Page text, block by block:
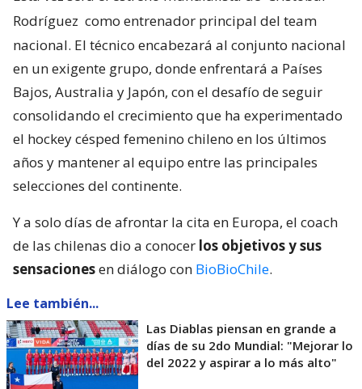
Rodríguez como entrenador principal del team
nacional. El técnico encabezará al conjunto nacional
en un exigente grupo, donde enfrentará a Países
Bajos, Australia y Japón, con el desafío de seguir
consolidando el crecimiento que ha experimentado
el hockey césped femenino chileno en los últimos
años y mantener al equipo entre las principales
selecciones del continente.
Y a solo días de afrontar la cita en Europa, el coach
de las chilenas dio a conocer los objetivos y sus
sensacionesen diálogo con BioBioChile.
Lee también...
Las Diablas piensan en grande a
días de su 2do Mundial: "Mejorar lo
del 2022 y aspirar a lo más alto"